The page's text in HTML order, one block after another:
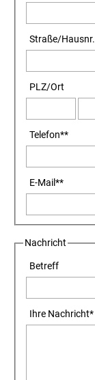
Straße/Hausnr.
PLZ/Ort
Telefon**
E-Mail**
Nachricht
Betreff
Ihre Nachricht*